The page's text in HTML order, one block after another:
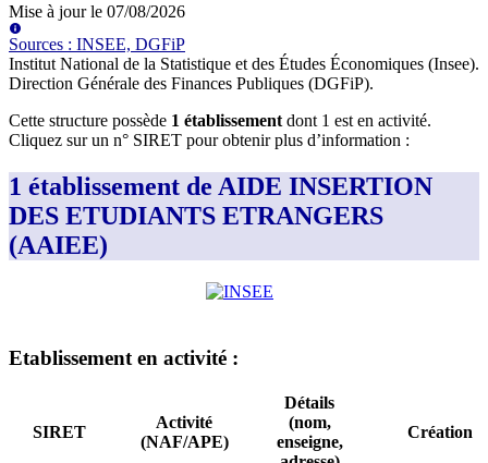
Mise à jour le 07/08/2026
Sources : INSEE, DGFiP
Institut National de la Statistique et des Études Économiques (Insee).
Direction Générale des Finances Publiques (DGFiP).
Cette structure possède 1 établissement dont 1 est en activité.
Cliquez sur un n° SIRET pour obtenir plus d’information :
1 établissement de AIDE INSERTION
DES ETUDIANTS ETRANGERS
(AAIEE)
Etablissement en activité :
SIRET
Activité
(NAF/APE)
Détails
(nom,
enseigne,
Création